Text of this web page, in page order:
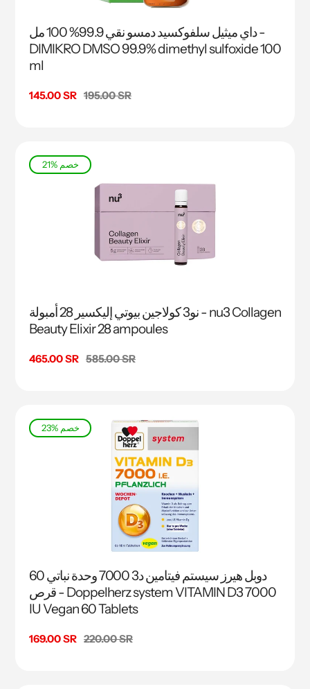
داي ميثيل سلفوكسيد دمسو نقي 99.9% 100 مل -
DIMIKRO DMSO 99.9% dimethyl sulfoxide 100
ml
سعر
145.00 SR السعر
195.00 SR
21% خصم
نو3 كولاجين بيوتي إليكسير 28 أمبولة - nu3 Collagen
Beauty Elixir 28 ampoules
سعر
465.00 SR السعر
585.00 SR
23% خصم
دوبل هيرز سيستم فيتامين د3 7000 وحدة نباتي 60
قرص - Doppelherz system VITAMIN D3 7000
IU Vegan 60 Tablets
سعر
169.00 SR السعر
220.00 SR